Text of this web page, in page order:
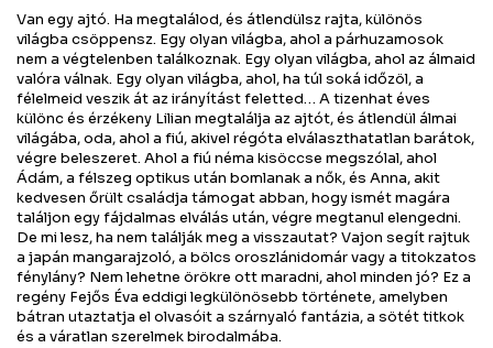
Van egy ajtó. Ha megtalálod, és átlendülsz rajta, különös
világba csöppensz. Egy olyan világba, ahol a párhuzamosok
nem a végtelenben találkoznak. Egy olyan világba, ahol az álmaid
valóra válnak. Egy olyan világba, ahol, ha túl soká időzöl, a
félelmeid veszik át az irányítást feletted… A tizenhat éves
különc és érzékeny Lilian megtalálja az ajtót, és átlendül álmai
világába, oda, ahol a fiú, akivel régóta elválaszthatatlan barátok,
végre beleszeret. Ahol a fiú néma kisöccse megszólal, ahol
Ádám, a félszeg optikus után bomlanak a nők, és Anna, akit
kedvesen őrült családja támogat abban, hogy ismét magára
találjon egy fájdalmas elválás után, végre megtanul elengedni.
De mi lesz, ha nem találják meg a visszautat? Vajon segít rajtuk
a japán mangarajzoló, a bölcs oroszlánidomár vagy a titokzatos
fénylány? Nem lehetne örökre ott maradni, ahol minden jó? Ez a
regény Fejős Éva eddigi legkülönösebb története, amelyben
bátran utaztatja el olvasóit a szárnyaló fantázia, a sötét titkok
és a váratlan szerelmek birodalmába.